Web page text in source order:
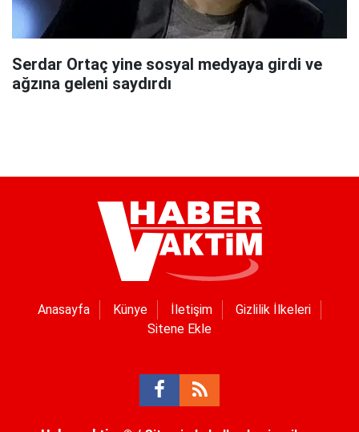
Serdar Ortaç yine sosyal medyaya girdi ve
ağzına geleni saydırdı
Anasayfa Künye İletişim
Gizlilik İlkeleri
Sitene Ekle